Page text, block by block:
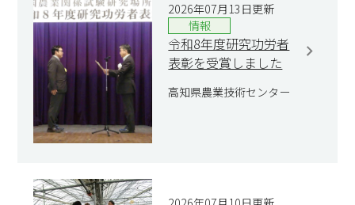
2026年07月13日更新
情報
令和8年度研究功労者
表彰を受賞しました
高知県農業技術センター